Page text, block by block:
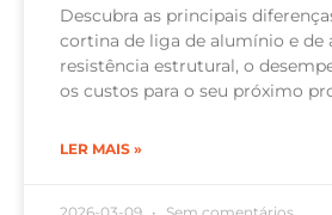
Descubra as principais
cortina de liga de alumínio e de
resistência estrutural, o
os custos para o seu próximo
LER MAIS »